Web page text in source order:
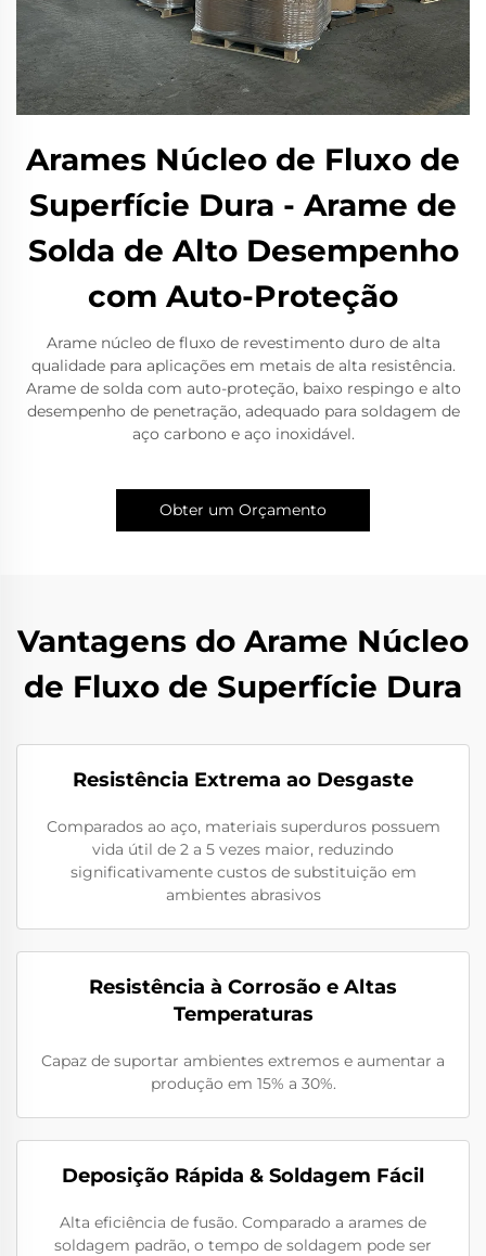
Arames Núcleo de Fluxo de
Superfície Dura - Arame de
Solda de Alto Desempenho
com Auto-Proteção
Arame núcleo de fluxo de revestimento duro de alta
qualidade para aplicações em metais de alta resistência.
Arame de solda com auto-proteção, baixo respingo e alto
desempenho de penetração, adequado para soldagem de
aço carbono e aço inoxidável.
Obter um Orçamento
Vantagens do Arame Núcleo
de Fluxo de Superfície Dura
Resistência Extrema ao Desgaste
Comparados ao aço, materiais superduros possuem
vida útil de 2 a 5 vezes maior, reduzindo
significativamente custos de substituição em
ambientes abrasivos
Resistência à Corrosão e Altas
Temperaturas
Capaz de suportar ambientes extremos e aumentar a
produção em 15% a 30%.
Deposição Rápida & Soldagem Fácil
Alta eficiência de fusão. Comparado a arames de
soldagem padrão, o tempo de soldagem pode ser